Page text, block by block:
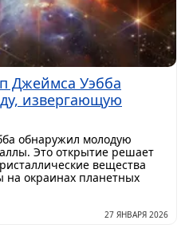
Джеймса Уэбба
извергающую
обнаружил молодую
Это открытие решает
вещества
на окраинах планетных
27 ЯНВАРЯ 2026